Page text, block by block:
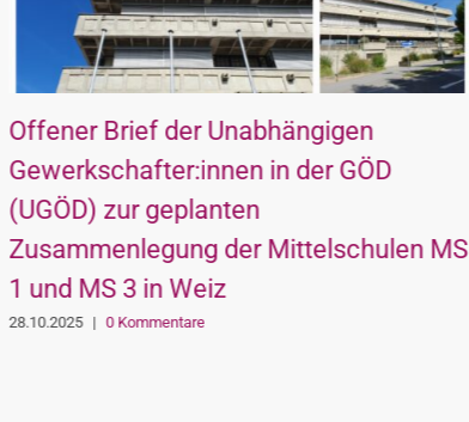
Offener Brief der Unabhängigen
Gewerkschafter:innen in der GÖD
(UGÖD) zur geplanten
Zusammenlegung der Mittelschulen MS
1 und MS 3 in Weiz
28.10.2025 | 0 Kommentare